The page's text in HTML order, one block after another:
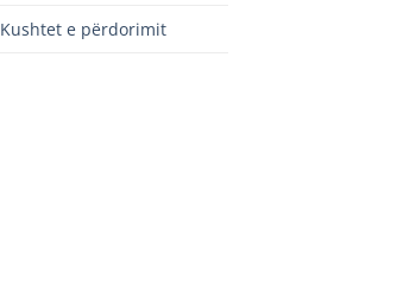
Kushtet e përdorimit